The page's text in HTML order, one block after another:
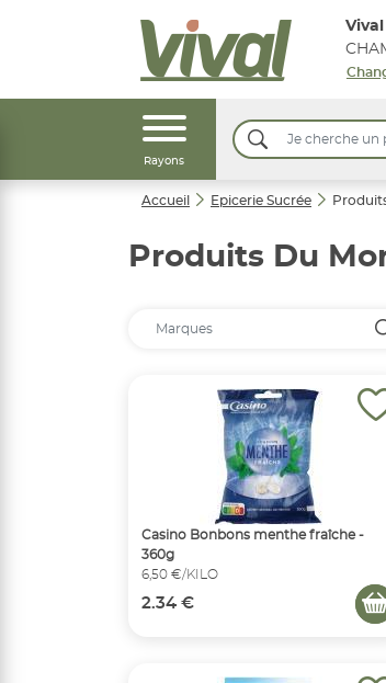
Vival
Rayons
Accueil Epicerie Sucrée
Produits Du
Casino Bonbons menthe fraîche -
360g
6,50 €/KILO
2.34 €